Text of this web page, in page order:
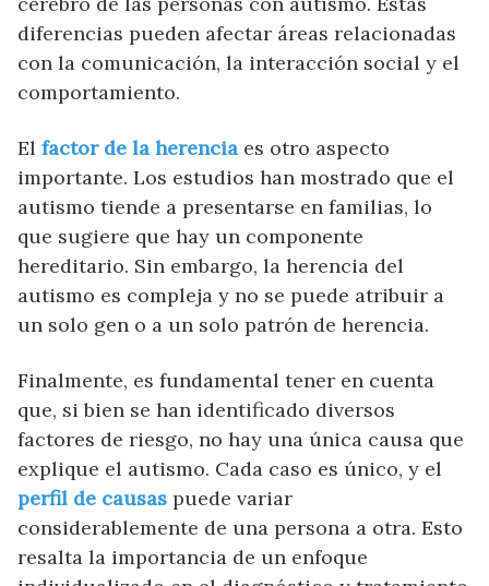
diferencias pueden afectar áreas relacionadas
con la comunicación, la interacción social y el
comportamiento.
El factor de la herencia es otro aspecto
importante. Los estudios han mostrado que el
autismo tiende a presentarse en familias, lo
que sugiere que hay un componente
hereditario. Sin embargo, la herencia del
autismo es compleja y no se puede atribuir a
un solo gen o a un solo patrón de herencia.
Finalmente, es fundamental tener en cuenta
que, si bien se han identificado diversos
factores de riesgo, no hay una única causa que
explique el autismo. Cada caso es único, y el
perfil de causas puede variar
considerablemente de una persona a otra. Esto
resalta la importancia de un enfoque